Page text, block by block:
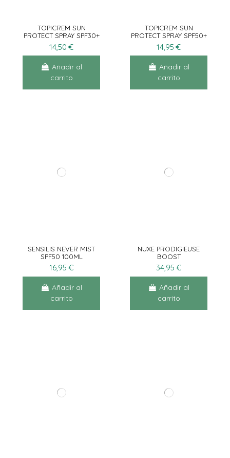
TOPICREM SUN
PROTECT SPRAY SPF30+
150ML
14,50 €
Añadir al
carrito
TOPICREM SUN
PROTECT SPRAY SPF50+
150ML
14,95 €
Añadir al
carrito
SENSILIS NEVER MIST
SPF50 100ML
16,95 €
Añadir al
carrito
NUXE PRODIGIEUSE
BOOST
AUTOBRONCEADOR
30ML
34,95 €
Añadir al
carrito